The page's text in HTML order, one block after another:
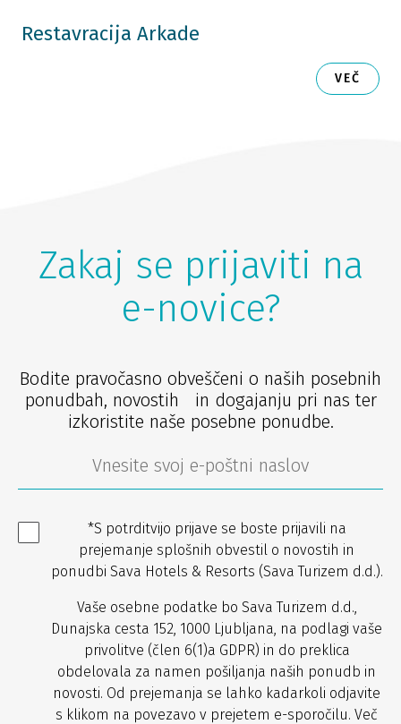
Restavracija Arkade
VEČ
Zakaj se prijaviti na
e-novice?
Bodite pravočasno obveščeni o naših posebnih
ponudbah, novostih in dogajanju pri nas ter
izkoristite naše posebne ponudbe.
*S potrditvijo prijave se boste prijavili na
prejemanje splošnih obvestil o novostih in
ponudbi Sava Hotels & Resorts (Sava Turizem d.d.).
Vaše osebne podatke bo Sava Turizem d.d.,
Dunajska cesta 152, 1000 Ljubljana, na podlagi vaše
privolitve (člen 6(1)a GDPR) in do preklica
obdelovala za namen pošiljanja naših ponudb in
novosti. Od prejemanja se lahko kadarkoli odjavite
s klikom na povezavo v prejetem e-sporočilu. Več